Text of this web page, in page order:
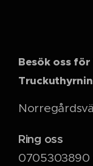
Besök oss
Ring oss